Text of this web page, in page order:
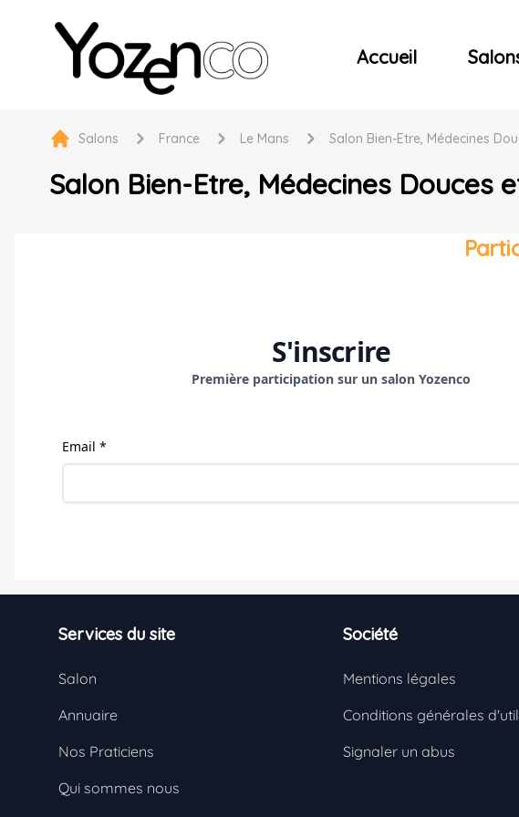
Yozenco - Organisateur de Salons, Evénements et Concerts
Accueil
Salons France Le Mans Salon Bien-Etre, Médecines
Salon Bien-Etre, Médecines Douces
Première participation sur un salon Yozenco
S'inscrire
Email *
Services du site
Salon
Annuaire
Nos Praticiens
Qui sommes nous
Société
Mentions légales
Conditions générales
Signaler un abus